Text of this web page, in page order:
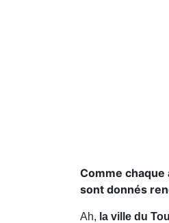
Comme chaque
sont donnés
Ah, la ville du